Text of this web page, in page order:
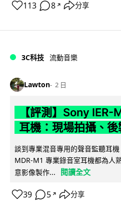
113 8 ↗ 分享
3C科技 流動音樂
Lawton 2 日
【評測】Sony
耳機：現場拍攝、
談到專業混音專用的聲音監聽耳
MDR-M1 專業錄音室耳機都為人
意影像製作...
閱讀全文
39 5 ↗ 分享